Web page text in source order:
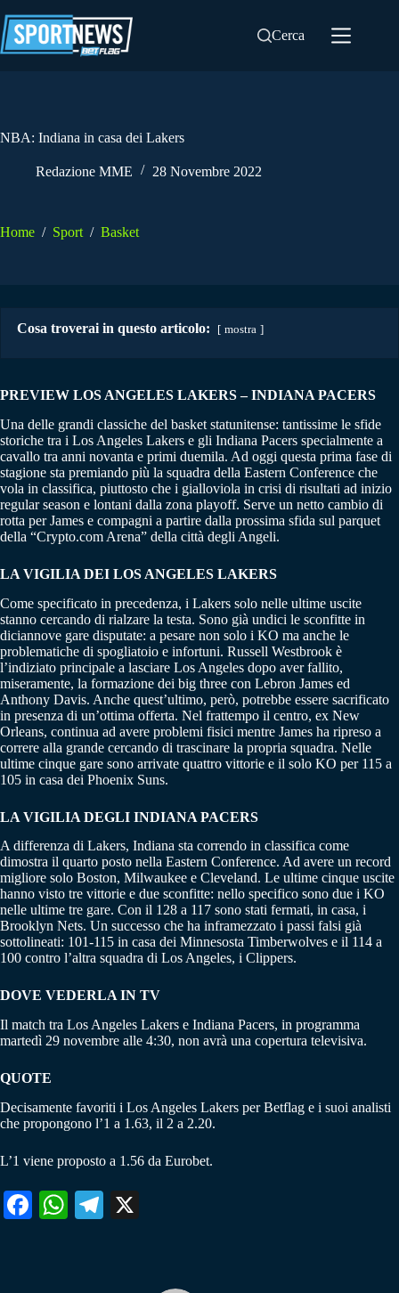
al
contenuto
Cerca
NBA: Indiana in casa dei Lakers
Redazione MME 28 Novembre 2022
Home / Sport / Basket
Cosa troverai in questo articolo: mostra
PREVIEW LOS ANGELES LAKERS – INDIANA PACERS
Una delle grandi classiche del basket statunitense: tantissime le sfide
storiche tra i Los Angeles Lakers e gli Indiana Pacers specialmente a
cavallo tra anni novanta e primi duemila. Ad oggi questa prima fase di
stagione sta premiando più la squadra della Eastern Conference che
vola in classifica, piuttosto che i gialloviola in crisi di risultati ad inizio
regular season e lontani dalla zona playoff. Serve un netto cambio di
rotta per James e compagni a partire dalla prossima sfida sul parquet
della “Crypto.com Arena” della città degli Angeli.
LA VIGILIA DEI LOS ANGELES LAKERS
Come specificato in precedenza, i Lakers solo nelle ultime uscite
stanno cercando di rialzare la testa. Sono già undici le sconfitte in
diciannove gare disputate: a pesare non solo i KO ma anche le
problematiche di spogliatoio e infortuni. Russell Westbrook è
l’indiziato principale a lasciare Los Angeles dopo aver fallito,
miseramente, la formazione dei big three con Lebron James ed
Anthony Davis. Anche quest’ultimo, però, potrebbe essere sacrificato
in presenza di un’ottima offerta. Nel frattempo il centro, ex New
Orleans, continua ad avere problemi fisici mentre James ha ripreso a
correre alla grande cercando di trascinare la propria squadra. Nelle
ultime cinque gare sono arrivate quattro vittorie e il solo KO per 115 a
105 in casa dei Phoenix Suns.
LA VIGILIA DEGLI INDIANA PACERS
A differenza di Lakers, Indiana sta correndo in classifica come
dimostra il quarto posto nella Eastern Conference. Ad avere un record
migliore solo Boston, Milwaukee e Cleveland. Le ultime cinque uscite
hanno visto tre vittorie e due sconfitte: nello specifico sono due i KO
nelle ultime tre gare. Con il 128 a 117 sono stati fermati, in casa, i
Brooklyn Nets. Un successo che ha inframezzato i passi falsi già
sottolineati: 101-115 in casa dei Minnesosta Timberwolves e il 114 a
100 contro l’altra squadra di Los Angeles, i Clippers.
DOVE VEDERLA IN TV
Il match tra Los Angeles Lakers e Indiana Pacers, in programma
martedì 29 novembre alle 4:30, non avrà una copertura televisiva.
QUOTE
Decisamente favoriti i Los Angeles Lakers per Betflag e i suoi analisti
che propongono l’1 a 1.63, il 2 a 2.20.
L’1 viene proposto a 1.56 da Eurobet.
Fa W
Te